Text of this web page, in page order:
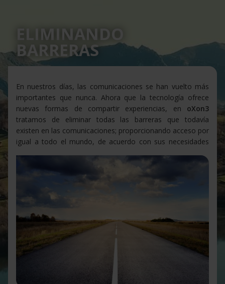
ELIMINANDO
BARRERAS
En nuestros días, las comunicaciones se han vuelto más
importantes que nunca. Ahora que la tecnología ofrece
nuevas formas de compartir experiencias, en oXon3
tratamos de eliminar todas las barreras que todavía
existen en las comunicaciones; proporcionando acceso por
igual a todo el mundo, de acuerdo con sus necesidades